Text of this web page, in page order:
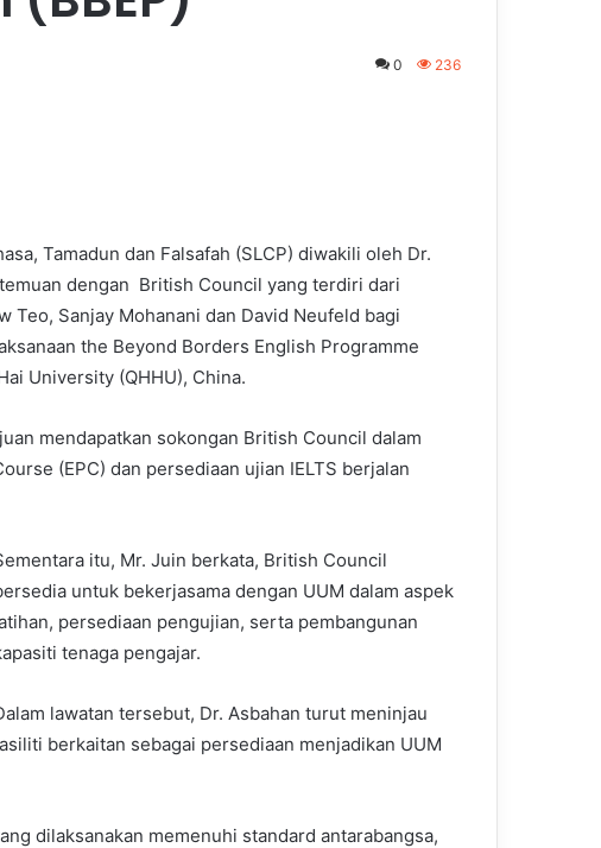
0 236
Tamadun dan Falsafah (SLCP) diwakili oleh Dr.
dengan British Council yang terdiri dari
Teo, Sanjay Mohanani dan David Neufeld bagi
the Beyond Borders English Programme
University (QHHU), China.
mendapatkan sokongan British Council dalam
(EPC) dan persediaan ujian IELTS berjalan
itu, Mr. Juin berkata, British Council
untuk bekerjasama dengan UUM dalam aspek
persediaan pengujian, serta pembangunan
tenaga pengajar.
lawatan tersebut, Dr. Asbahan turut meninjau
berkaitan sebagai persediaan menjadikan UUM
dilaksanakan memenuhi standard antarabangsa,